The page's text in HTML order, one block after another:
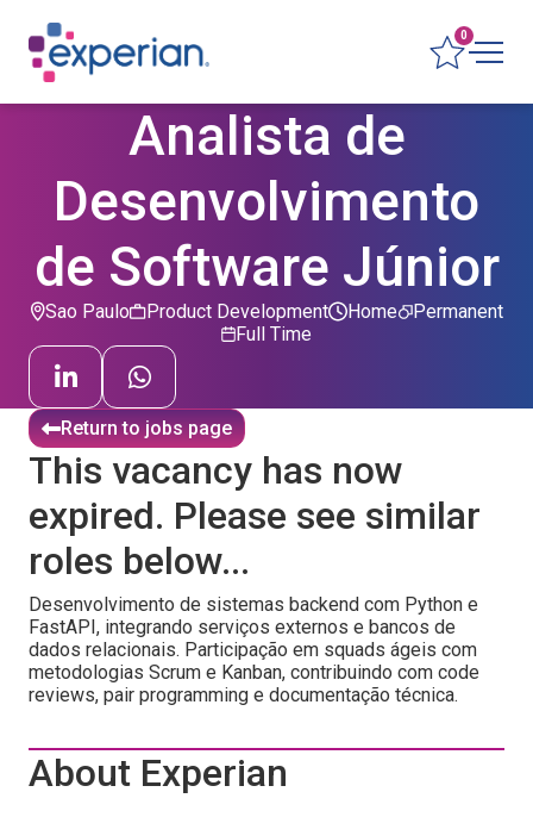
0
Analista de
Desenvolvimento
de Software Júnior
Sao Paulo Product Development Permanent
Home
Full Time
Return to jobs page
This vacancy has now
expired. Please see similar
roles below...
Desenvolvimento de sistemas backend com Python e
FastAPI, integrando serviços externos e bancos de
dados relacionais. Participação em squads ágeis com
metodologias Scrum e Kanban, contribuindo com code
reviews, pair programming e documentação técnica.
About Experian